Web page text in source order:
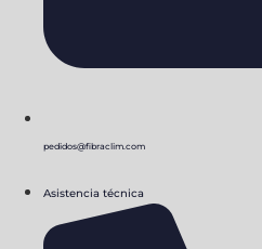
pedidos@fibraclim.com
Asistencia técnica